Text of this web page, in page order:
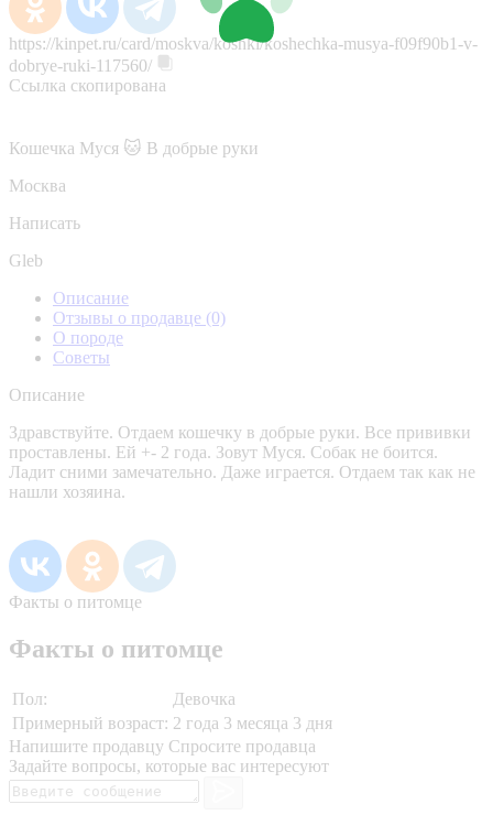
https://kinpet.ru/card/moskva/koshki/koshechka-musya-f09f90b1-v-
dobrye-ruki-117560/
Ссылка скопирована
Кошечка Муся 🐱 В добрые руки
Москва
Написать
Gleb
Описание
Отзывы о продавце (0)
О породе
Советы
Описание
Здравствуйте. Отдаем кошечку в добрые руки. Все прививки
проставлены. Ей +- 2 года. Зовут Муся. Собак не боится.
Ладит сними замечательно. Даже играется. Отдаем так как не
нашли хозяина.
Факты о питомце
Факты о питомце
Пол:
Девочка
Примерный возраст: 2 года 3 месяца 3 дня
Напишите продавцу Спросите продавца
Задайте вопросы, которые вас интересуют